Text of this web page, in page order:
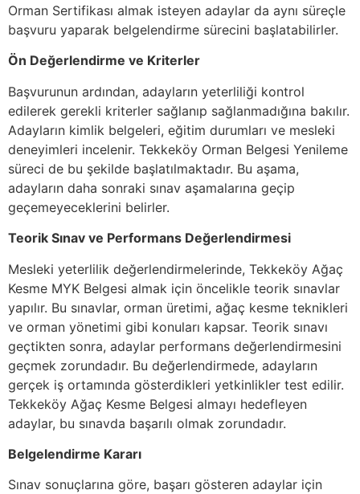
Orman Sertifikası almak isteyen adaylar da aynı süreçle
başvuru yaparak belgelendirme sürecini başlatabilirler.
Ön Değerlendirme ve Kriterler
Başvurunun ardından, adayların yeterliliği kontrol
edilerek gerekli kriterler sağlanıp sağlanmadığına bakılır.
Adayların kimlik belgeleri, eğitim durumları ve mesleki
deneyimleri incelenir. Tekkeköy Orman Belgesi Yenileme
süreci de bu şekilde başlatılmaktadır. Bu aşama,
adayların daha sonraki sınav aşamalarına geçip
geçemeyeceklerini belirler.
Teorik Sınav ve Performans Değerlendirmesi
Mesleki yeterlilik değerlendirmelerinde, Tekkeköy Ağaç
Kesme MYK Belgesi almak için öncelikle teorik sınavlar
yapılır. Bu sınavlar, orman üretimi, ağaç kesme teknikleri
ve orman yönetimi gibi konuları kapsar. Teorik sınavı
geçtikten sonra, adaylar performans değerlendirmesini
geçmek zorundadır. Bu değerlendirmede, adayların
gerçek iş ortamında gösterdikleri yetkinlikler test edilir.
Tekkeköy Ağaç Kesme Belgesi almayı hedefleyen
adaylar, bu sınavda başarılı olmak zorundadır.
Belgelendirme Kararı
Sınav sonuçlarına göre, başarı gösteren adaylar için